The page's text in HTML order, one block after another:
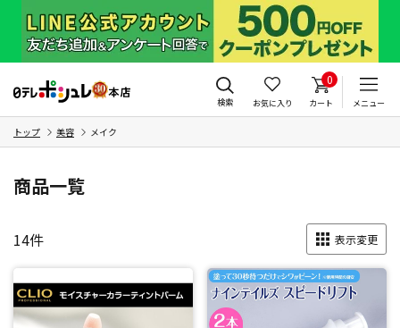
検索 お気に入り
0
カート メニュー
トップ 美容 メイク
商品一覧
14件 表示変更